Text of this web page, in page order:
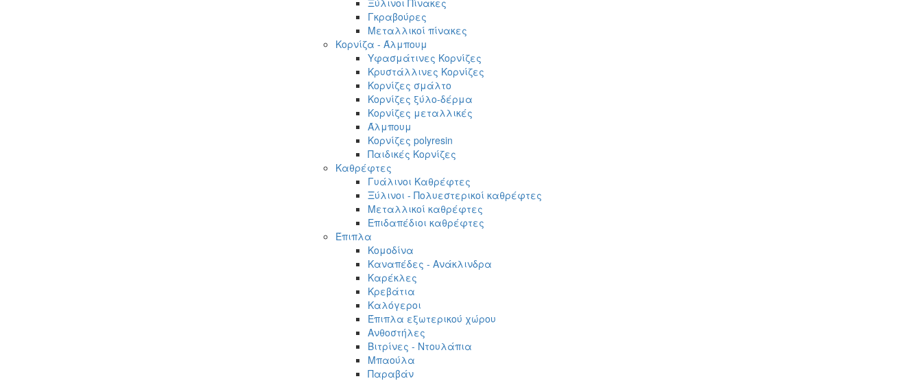
Ξύλινοι Πίνακες
Γκραβούρες
Μεταλλικοί πίνακες
Κορνίζα - Άλμπουμ
Υφασμάτινες Κορνίζες
Κρυστάλλινες Κορνίζες
Κορνίζες σμάλτο
Κορνίζες ξύλο-δέρμα
Κορνίζες μεταλλικές
Άλμπουμ
Κορνίζες polyresin
Παιδικές Κορνίζες
Καθρέφτες
Γυάλινοι Καθρέφτες
Ξύλινοι - Πολυεστερικοί καθρέφτες
Μεταλλικοί καθρέφτες
Επιδαπέδιοι καθρέφτες
Έπιπλα
Κομοδίνα
Καναπέδες - Ανάκλινδρα
Καρέκλες
Κρεβάτια
Καλόγεροι
Έπιπλα εξωτερικού χώρου
Ανθοστήλες
Βιτρίνες - Ντουλάπια
Μπαούλα
Παραβάν